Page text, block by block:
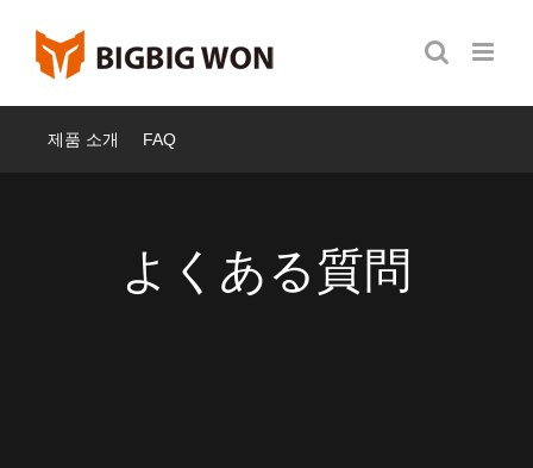
content
제품 소개 FAQ
よくある質問